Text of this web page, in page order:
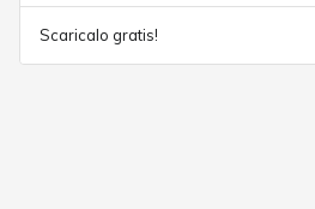
Scaricalo gratis!